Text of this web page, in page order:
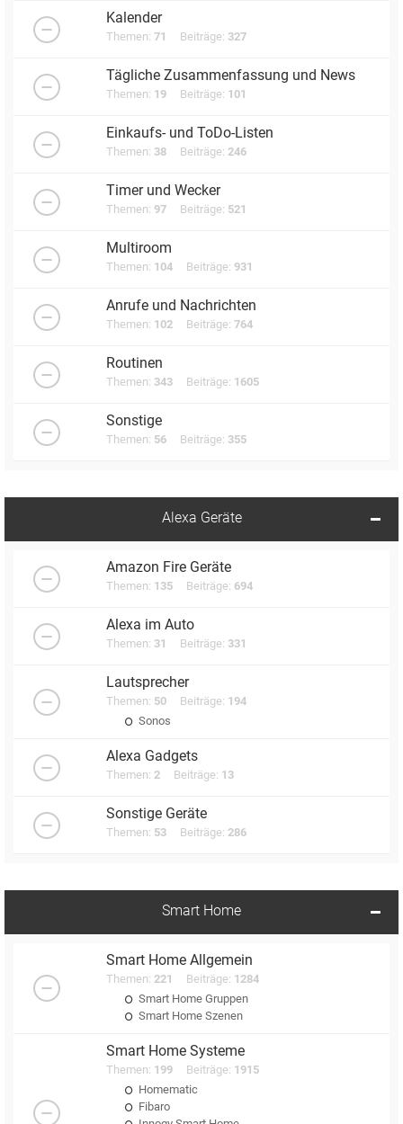
Kalender
Themen: 71 Beiträge: 327
Tägliche Zusammenfassung und News
Themen: 19 Beiträge: 101
Einkaufs- und ToDo-Listen
Themen: 38 Beiträge: 246
Timer und Wecker
Themen: 97 Beiträge: 521
Multiroom
Themen: 104 Beiträge: 931
Anrufe und Nachrichten
Themen: 102 Beiträge: 764
Routinen
Themen: 343 Beiträge: 1605
Sonstige
Themen: 56 Beiträge: 355
Alexa Geräte
Amazon Fire Geräte
Themen: 135 Beiträge: 694
Alexa im Auto
Themen: 31 Beiträge: 331
Lautsprecher
Themen: 50 Beiträge: 194
Sonos
Alexa Gadgets
Themen: 2 Beiträge: 13
Sonstige Geräte
Themen: 53 Beiträge: 286
Smart Home
Smart Home Allgemein
Themen: 221 Beiträge: 1284
Smart Home Gruppen
Smart Home Szenen
Smart Home Systeme
Themen: 199 Beiträge: 1915
Homematic
Fibaro